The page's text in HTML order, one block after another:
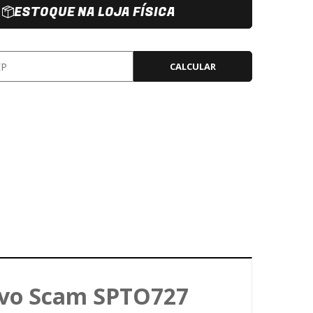
ESTOQUE NA LOJA FÍSICA
CALCULAR
Scam SPTO727